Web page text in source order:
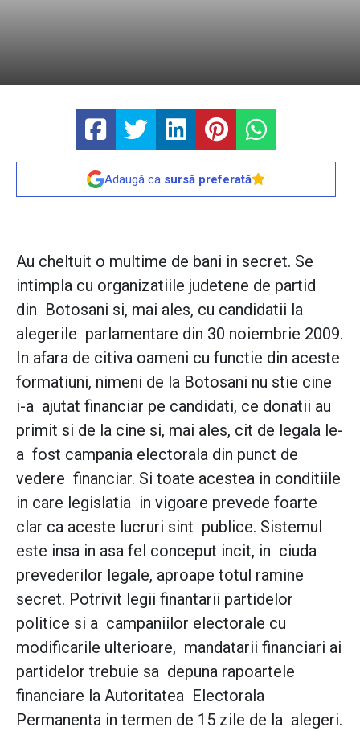
Adaugă ca sursă preferată
Au cheltuit o multime de bani in secret. Se
intimpla cu organizatiile judetene de partid
din Botosani si, mai ales, cu candidatii la
alegerile parlamentare din 30 noiembrie 2009.
In afara de citiva oameni cu functie din aceste
formatiuni, nimeni de la Botosani nu stie cine
i-a ajutat financiar pe candidati, ce donatii au
primit si de la cine si, mai ales, cit de legala le-
a fost campania electorala din punct de
vedere financiar. Si toate acestea in conditiile
in care legislatia in vigoare prevede foarte
clar ca aceste lucruri sint publice. Sistemul
este insa in asa fel conceput incit, in ciuda
prevederilor legale, aproape totul ramine
secret. Potrivit legii finantarii partidelor
politice si a campaniilor electorale cu
modificarile ulterioare, mandatarii financiari ai
partidelor trebuie sa depuna rapoartele
financiare la Autoritatea Electorala
Permanenta in termen de 15 zile de la alegeri.